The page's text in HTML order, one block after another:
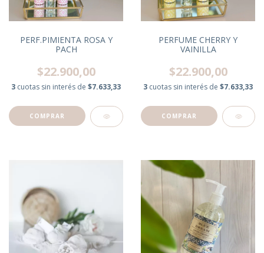
PERF.PIMIENTA ROSA Y
PACH
$22.900,00
3 cuotas sin interés de $7.633,33
PERFUME CHERRY Y
VAINILLA
$22.900,00
3 cuotas sin interés de $7.633,33